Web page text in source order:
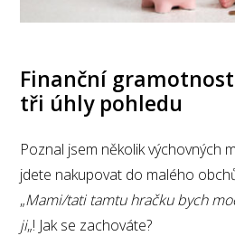
Finanční
tři úhly pohledu
Poznal jsem několik výchovných
jdete nakupovat do malého
„Mami/tati tamtu hračku bych
ji„! Jak se zachováte?